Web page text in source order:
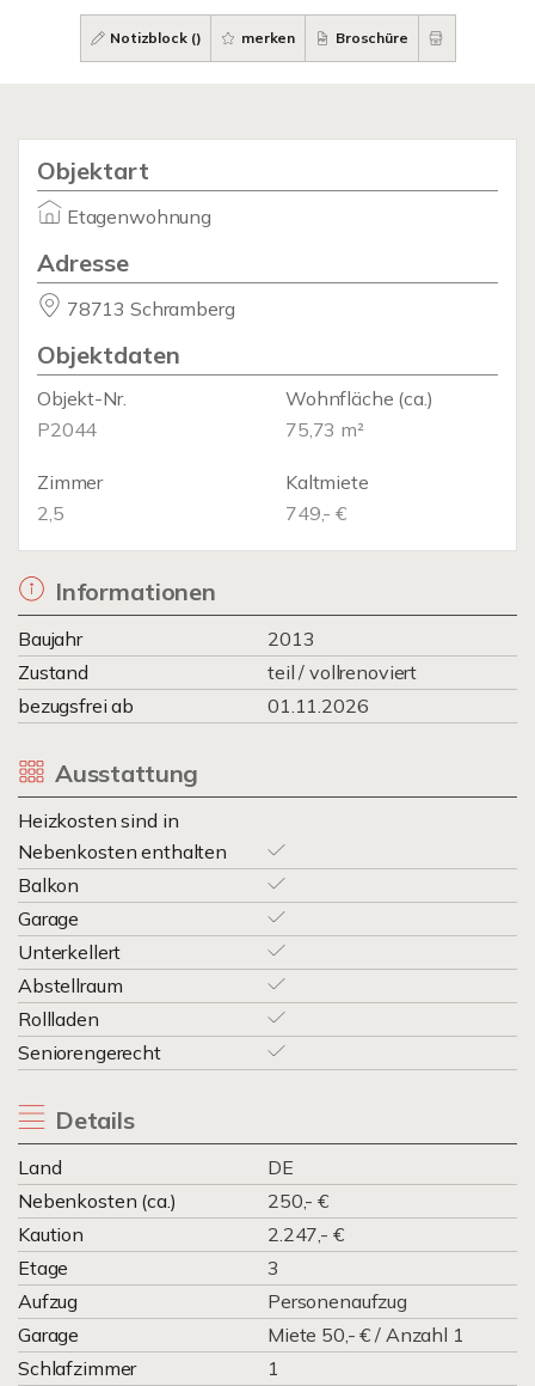
Notizblock () merken Broschüre
Objektart
Etagenwohnung
Adresse
78713 Schramberg
Objektdaten
Objekt-Nr.
P2044
Wohnfläche (ca.)
75,73 m²
Zimmer
2,5
Kaltmiete
749,- €
Informationen
Baujahr
2013
Zustand
teil / vollrenoviert
bezugsfrei ab
01.11.2026
Ausstattung
Heizkosten sind in
Nebenkosten enthalten
Balkon
Garage
Unterkellert
Abstellraum
Rollladen
Seniorengerecht
Details
Land
DE
Nebenkosten (ca.)
250,- €
Kaution
2.247,- €
Etage
3
Aufzug
Personenaufzug
Garage
Miete 50,- € / Anzahl 1
Schlafzimmer
1